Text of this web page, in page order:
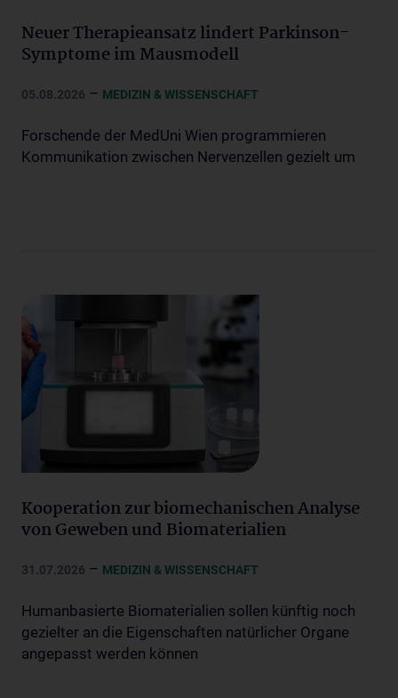
Neuer Therapieansatz lindert Parkinson-
Symptome im Mausmodell
05.08.2026 – MEDIZIN & WISSENSCHAFT
Forschende der MedUni Wien programmieren
Kommunikation zwischen Nervenzellen gezielt um
Kooperation zur biomechanischen Analyse
von Geweben und Biomaterialien
31.07.2026 – MEDIZIN & WISSENSCHAFT
Humanbasierte Biomaterialien sollen künftig noch
gezielter an die Eigenschaften natürlicher Organe
angepasst werden können